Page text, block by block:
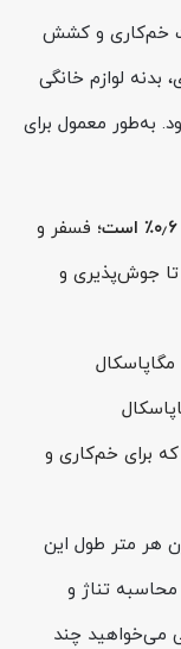
خم‌کاری و کشش
بدنه لوازم خانگی
به‌طور معمول برای
فسفر و
جوش‌پذیری و
که برای خم‌کاری و
و عرض ۱٫۲۵ متر، وزن هر متر طول این
برای محاسبه تناژ و
می‌خواهید چند